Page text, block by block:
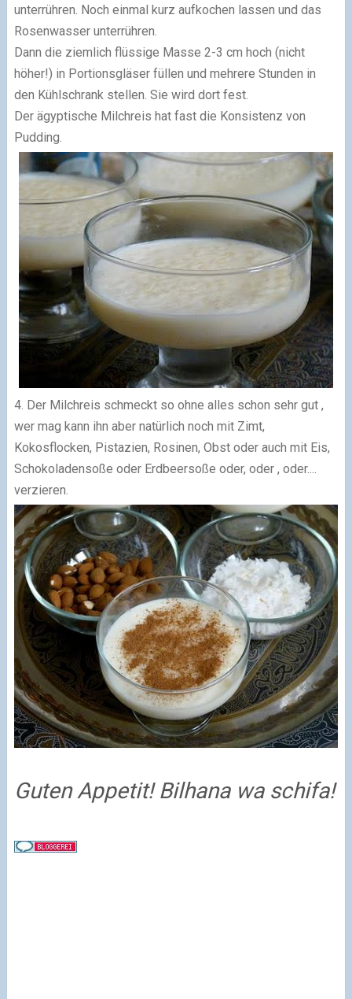
unterrühren. Noch einmal kurz aufkochen lassen und das
Rosenwasser unterrühren.
Dann die ziemlich flüssige Masse 2-3 cm hoch (nicht
höher!) in Portionsgläser füllen und mehrere Stunden in
den Kühlschrank stellen. Sie wird dort fest.
Der ägyptische Milchreis hat fast die Konsistenz von
Pudding.
4. Der Milchreis schmeckt so ohne alles schon sehr gut ,
wer mag kann ihn aber natürlich noch mit Zimt,
Kokosflocken, Pistazien, Rosinen, Obst oder auch mit Eis,
Schokoladensoße oder Erdbeersoße oder, oder , oder....
verzieren.
Guten Appetit! Bilhana wa schifa!